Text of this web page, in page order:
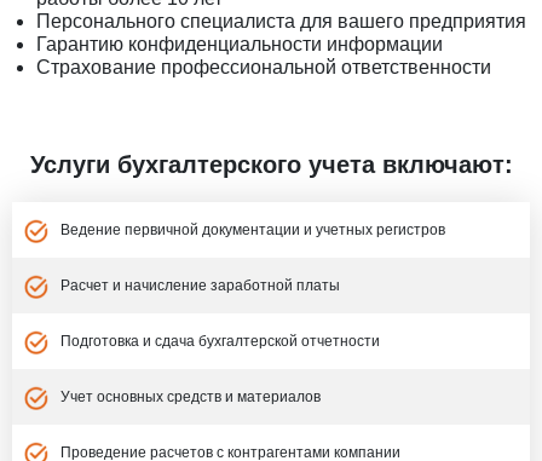
Персонального специалиста для вашего предприятия
Гарантию конфиденциальности информации
Страхование профессиональной ответственности
Услуги бухгалтерского учета включают:
Ведение первичной документации и учетных регистров
Расчет и начисление заработной платы
Подготовка и сдача бухгалтерской отчетности
Учет основных средств и материалов
Проведение расчетов с контрагентами компании